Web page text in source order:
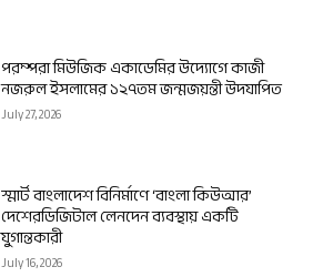
পরম্পরা মিউজিক একাডেমির উদ্যোগে কাজী
নজরুল ইসলামের ১২৭তম জন্মজয়ন্তী উদযাপিত
July 27, 2026
স্মার্ট বাংলাদেশ বিনির্মাণে ‘বাংলা কিউআর’
দেশেরডিজিটাল লেনদেন ব্যবস্থায় একটি
যুগান্তকারী
July 16, 2026